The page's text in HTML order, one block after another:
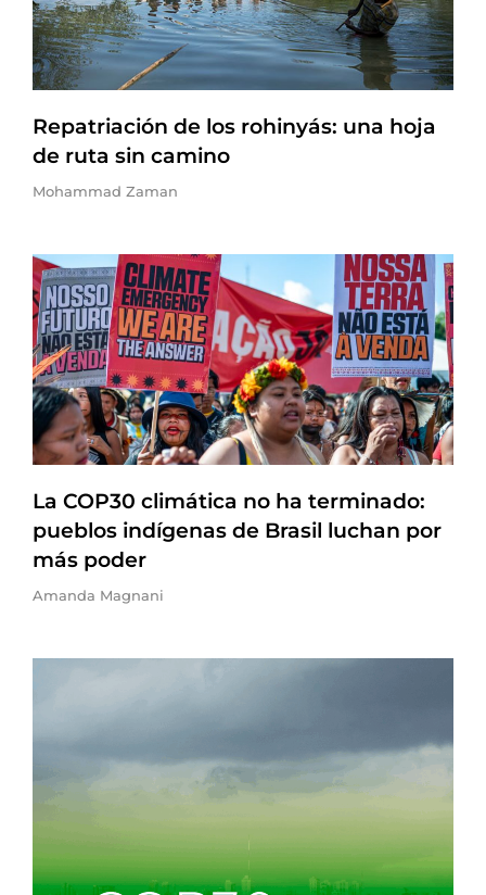
Repatriación de los rohinyás: una hoja
de ruta sin camino
Mohammad Zaman
La COP30 climática no ha terminado:
pueblos indígenas de Brasil luchan por
más poder
Amanda Magnani